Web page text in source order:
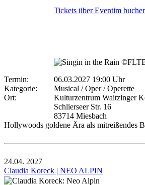
Tickets über Eventim
Termin:
06.03.2027 19:00 Uhr
Kategorie:
Musical / Oper / Operette
Ort:
Kulturzentrum Waitzinger
Schlierseer Str. 16
83714 Miesbach
Hollywoods goldene Ära als mitreißendes
24.04. 2027
Claudia Koreck | NEO ALPIN